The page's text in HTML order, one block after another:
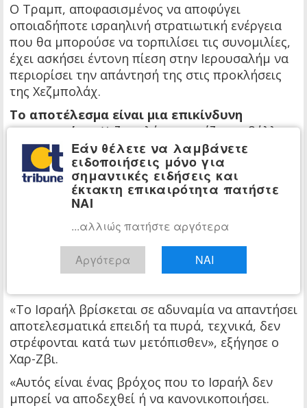
Ο Τραμπ, αποφασισμένος να αποφύγει
οποιαδήποτε ισραηλινή στρατιωτική ενέργεια
που θα μπορούσε να τορπιλίσει τις συνομιλίες,
έχει ασκήσει έντονη πίεση στην Ιερουσαλήμ να
περιορίσει την απάντησή της στις προκλήσεις
της Χεζμπολάχ.
Το αποτέλεσμα είναι μια επικίνδυνη
ασυμμετρία: η Χεζμπολάχ συνεχίζει να βάλλει
κατά των δυνάμεων των IDF που επιχειρούν
στον νότιο Λίβανο, ενώ παράλληλα
ελαχιστοποιεί προσεκτικά τα πλήγματα
απευθείας εντός της ισραηλινής επικράτειας.
Αυτή η τακτική αυτοσυγκράτησης επιτρέπει
στην τρομοκρατική οργάνωση να διατηρεί την
πίεση, παρέχοντας ταυτόχρονα στην
Ουάσιγκτον το πολιτικό πρόσχημα για να
«Το Ισραήλ βρίσκεται σε αδυναμία να απαντήσει
αποτελεσματικά επειδή τα πυρά, τεχνικά, δεν
στρέφονται κατά των μετόπισθεν», εξήγησε ο
Χαρ-Ζβι.
«Αυτός είναι ένας βρόχος που το Ισραήλ δεν
μπορεί να αποδεχθεί ή να κανονικοποιήσει.
Εάν θέλετε να λαμβάνετε
ειδοποιήσεις μόνο για
σημαντικές ειδήσεις και
έκτακτη επικαιρότητα πατήστε
ΝΑΙ
...αλλιώς πατήστε αργότερα
Αργότερα ΝΑΙ